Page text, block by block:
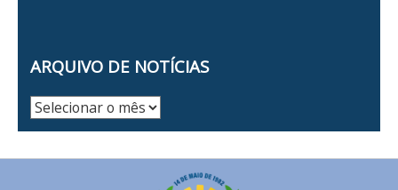
ARQUIVO DE NOTÍCIAS
Arquivo